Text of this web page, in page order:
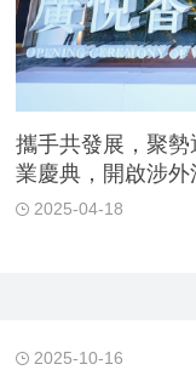
攜手共發展，聚
業慶典，開啟涉
2025-04-18
2025-10-16